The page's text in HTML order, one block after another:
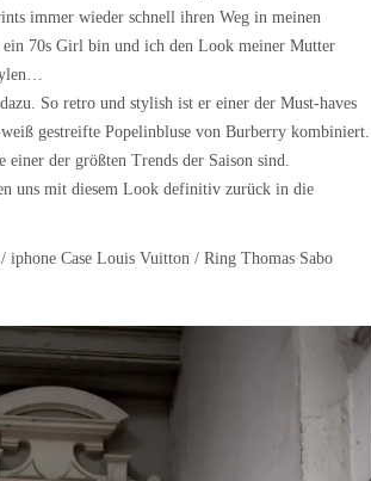
immer wieder schnell ihren Weg in meinen
70s Girl bin und ich den Look meiner Mutter
So retro und stylish ist er einer der Must-haves
gestreifte Popelinbluse von Burberry kombiniert.
der größten Trends der Saison sind.
uns mit diesem Look definitiv zurück in die
Case Louis Vuitton / Ring Thomas Sabo